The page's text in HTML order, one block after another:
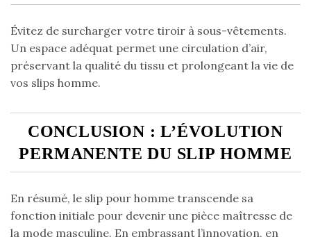
Évitez de surcharger votre tiroir à sous-vêtements.
Un espace adéquat permet une circulation d’air,
préservant la qualité du tissu et prolongeant la vie de
vos slips homme.
CONCLUSION : L’ÉVOLUTION
PERMANENTE DU SLIP HOMME
En résumé, le slip pour homme transcende sa
fonction initiale pour devenir une pièce maîtresse de
la mode masculine. En embrassant l’innovation, en